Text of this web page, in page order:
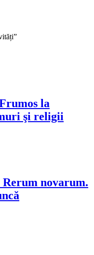
la
şi religii
Rerum novarum.